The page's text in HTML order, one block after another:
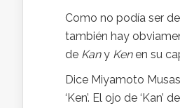
Como no podía ser
también hay
de Kany Kenen su
Dice Miyamoto
‘Ken’. El ojo de